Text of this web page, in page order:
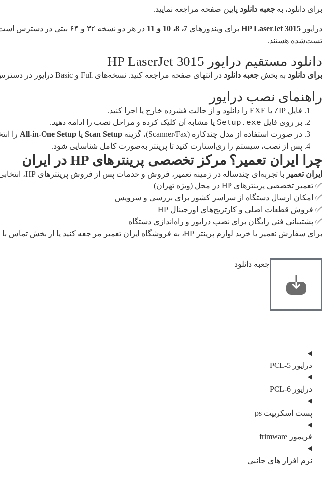
برای دانلود، به جعبه دانلود پایین صفحه مراجعه نمایید.
درایور HP LaserJet 3015 برای ویندوزهای 7، 8، 10 و 11
تست‌شده هستند.
دانلود مستقیم درایور HP LaserJet 3015
برای دانلود به بخش جعبه دانلود در انتهای صفحه مراجعه کنید. نسخه‌های Full و Basic درایور در دسترس هستند. اگر از قابلیت اسکن یا فکس استفاده می‌کنید، نسخه
راهنمای نصب درایور
فایل ZIP یا EXE را دانلود و از حالت فشرده خارج یا اجرا کنید.
بر روی فایل Setup.exe یا مشابه آن کلیک کرده و مراحل نصب را ادامه دهید.
در صورت استفاده از مدل چندکاره (Scanner/Fax)، گزینه
Scan Setup یا All-in-One Setup را
پس از نصب، سیستم را ری‌استارت کنید تا پرینتر به‌صورت کامل شناسایی شود.
چرا ایران تعمیر؟ مرکز تخصصی پرینترهای HP در ایران
ایران تعمیر با تجربه‌ای چندساله در زمینه تعمیر، فروش و خدمات پس از فروش پرینترهای HP، انتخابی مطمئن برای کاربران خانگی و سازمانی است. تمامی خدمات ما با
✅ تعمیر تخصصی پرینترهای HP در محل (ویژه تهران)
✅ امکان ارسال دستگاه از سراسر کشور برای بررسی و سرویس
✅ فروش قطعات اصلی و کارتریج‌های اورجینال HP
✅ پشتیبانی فنی رایگان برای نصب درایور و راه‌اندازی دستگاه
برای سفارش تعمیر یا خرید لوازم پرینتر HP، به
فروشگاه ایران تعمیر مراجعه کنید یا از بخش تماس با
جعبه دانلود
درایور PCL-5
درایور PCL-6
پست اسکریپت ps
فریمور frimware
نرم افزار های جانبی